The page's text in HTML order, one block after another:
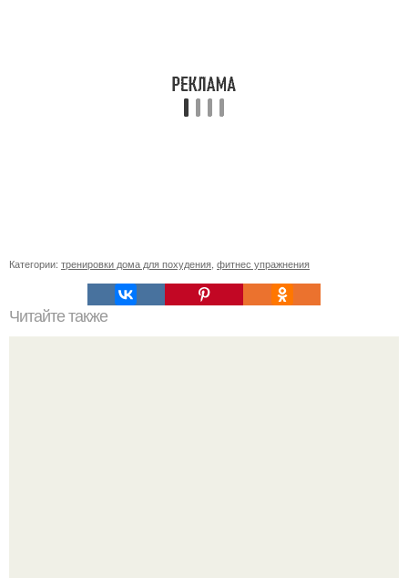
Категории: тренировки дома для похудения фитнес упражнения
Читайте также